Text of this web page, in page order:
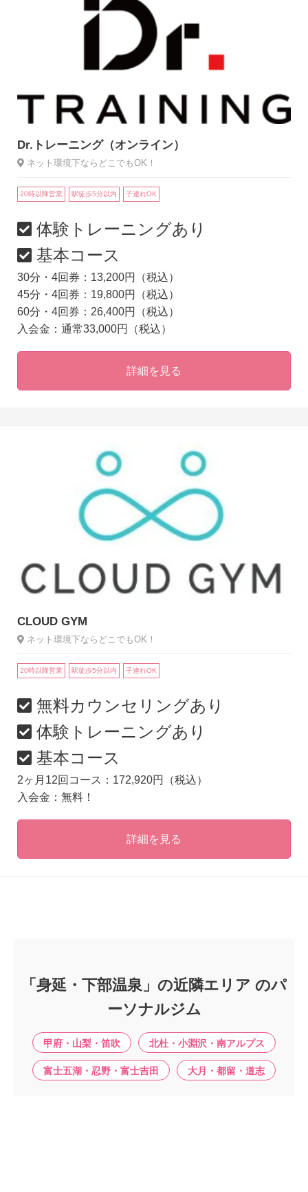
Dr.トレーニング（オンライン）
ネット環境下ならどこでもOK！
20時以降営業 駅徒歩5分以内 子連れOK
体験トレーニングあり
基本コース
30分・4回券：13,200円（税込）
45分・4回券：19,800円（税込）
60分・4回券：26,400円（税込）
入会金：通常33,000円（税込）
詳細を見る
CLOUD GYM
ネット環境下ならどこでもOK！
20時以降営業 駅徒歩5分以内 子連れOK
無料カウンセリングあり
体験トレーニングあり
基本コース
2ヶ月12回コース：172,920円（税込）
入会金：無料！
詳細を見る
「身延・下部温泉」の近隣エリア のパ
ーソナルジム
甲府・山梨・笛吹 北杜・小淵沢・南アルプス
富士五湖・忍野・富士吉田 大月・都留・道志